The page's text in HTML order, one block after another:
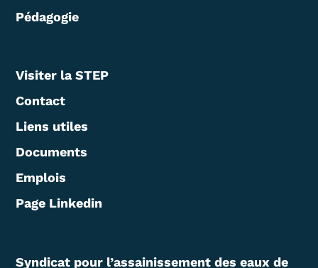
Pédagogie
Visiter la STEP
Contact
Liens utiles
Documents
Emplois
Page Linkedin
Syndicat pour l’assainissement des eaux de